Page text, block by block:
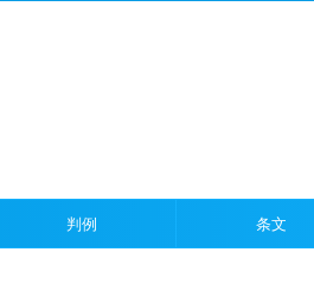
判例 条文